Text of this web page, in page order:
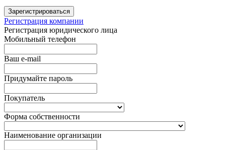
Зарегистрироваться
Регистрация компании
Регистрация юридического лица
Мобильный телефон
Ваш e-mail
Придумайте пароль
Покупатель
Форма собственности
Наименование организации